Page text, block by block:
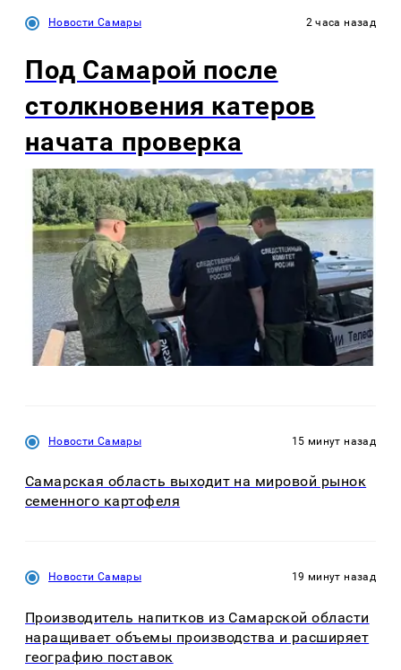
Новости Самары 2 часа назад
Под Самарой после
столкновения катеров
начата проверка
Новости Самары 15 минут назад
Самарская область выходит на мировой рынок
семенного картофеля
Новости Самары 19 минут назад
Производитель напитков из Самарской области
наращивает объемы производства и расширяет
географию поставок